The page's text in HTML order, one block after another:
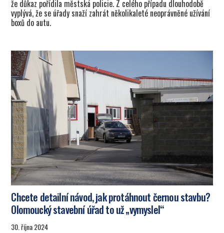
že důkaz pořídila městská policie. Z celého případu dlouhodobě
vyplývá, že se úřady snaží zahrát několikaleté neoprávněné užívání
boxů do autu.
Chcete detailní návod, jak protáhnout černou stavbu?
Olomoucký stavební úřad to už „vymyslel“
30. října 2024